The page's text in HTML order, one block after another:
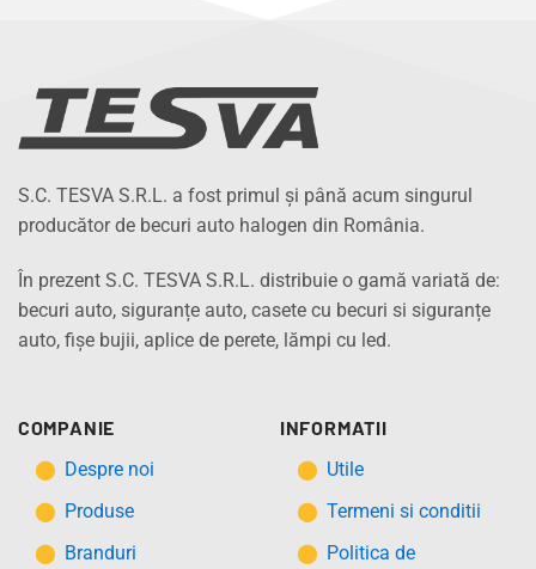
S.C. TESVA S.R.L. a fost primul și până acum singurul
producător de becuri auto halogen din România.
În prezent S.C. TESVA S.R.L. distribuie o gamă variată de:
becuri auto, siguranțe auto, casete cu becuri si siguranțe
auto, fișe bujii, aplice de perete, lămpi cu led.
COMPANIE
Despre noi
Produse
Branduri
INFORMATII
Utile
Termeni si conditii
Politica de